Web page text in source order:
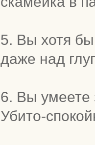
5. Вы хотя
даже над
6. Вы
Убито-